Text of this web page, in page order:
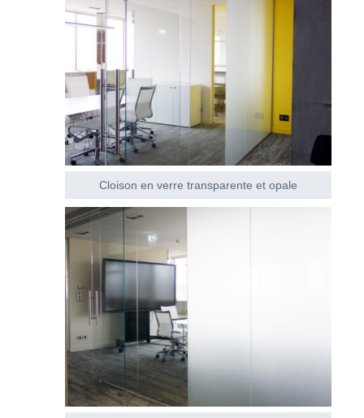
Cloison en verre transparente et opale